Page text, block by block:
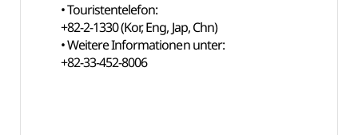
• Touristentelefon:
+82-2-1330 (Kor, Eng, Jap, Chn)
• Weitere Informationen unter:
+82-33-452-8006